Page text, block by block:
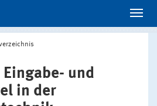
und
in der